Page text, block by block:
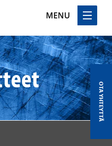
MENU
OTA YHTEYTTÄ